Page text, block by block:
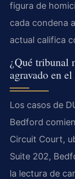
figura de
cada condena
actual califica
¿Qué tribunal
agravado en
Los casos de
Bedford
Circuit Court,
Suite 202,
la lectura de